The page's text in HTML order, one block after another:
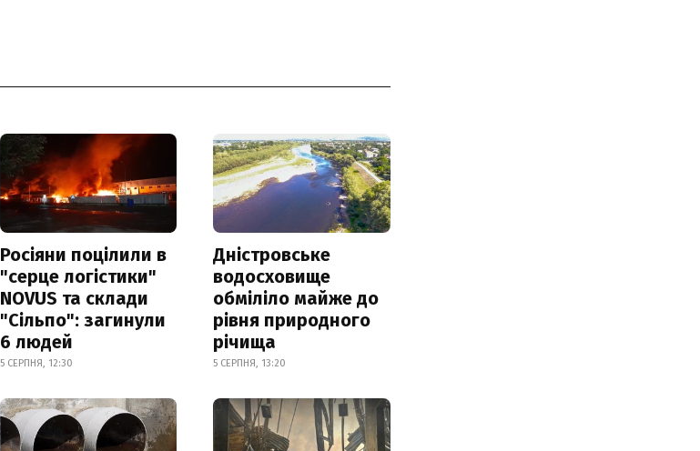
Росіяни поцілили в
"серце логістики"
NOVUS та склади
"Сільпо": загинули
6 людей
5 СЕРПНЯ, 12:30
Дністровське
водосховище
обміліло майже до
рівня природного
річища
5 СЕРПНЯ, 13:20